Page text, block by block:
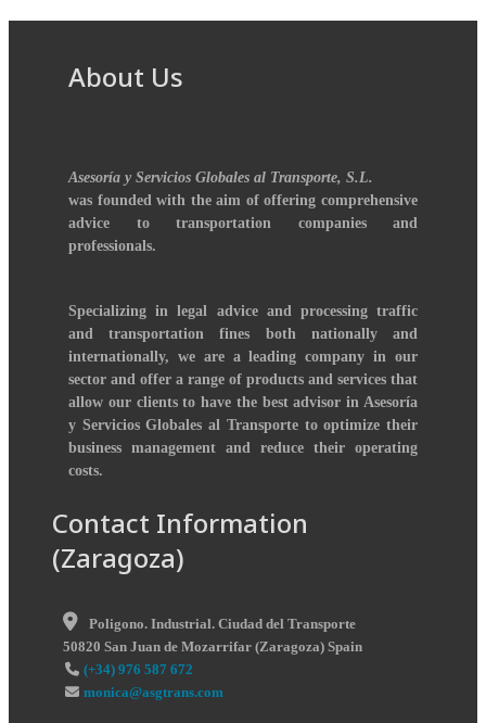
About Us
Asesoría y Servicios Globales al Transporte, S.L.
was founded with the aim of offering comprehensive
advice to transportation companies and
professionals.
Specializing in legal advice and processing traffic
and transportation fines both nationally and
internationally, we are a leading company in our
sector and offer a range of products and services that
allow our clients to have the best advisor in Asesoría
y Servicios Globales al Transporte to optimize their
business management and reduce their operating
costs.
Contact Information
(Zaragoza)
Poligono. Industrial. Ciudad del Transporte
50820 San Juan de Mozarrifar (Zaragoza) Spain
(+34) 976 587 672
monica@asgtrans.com